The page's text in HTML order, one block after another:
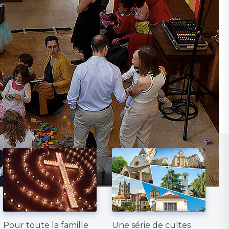
Pour toute la famille
Une série de cultes